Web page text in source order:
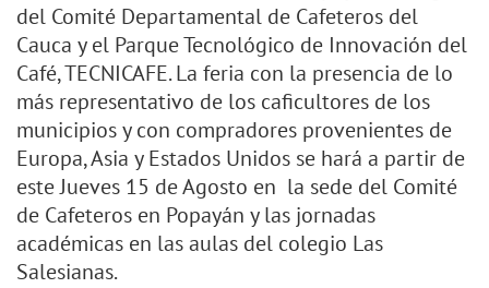
del Comité Departamental de Cafeteros del
Cauca y el Parque Tecnológico de Innovación del
Café, TECNICAFE. La feria con la presencia de lo
más representativo de los caficultores de los
municipios y con compradores provenientes de
Europa, Asia y Estados Unidos se hará a partir de
este Jueves 15 de Agosto en la sede del Comité
de Cafeteros en Popayán y las jornadas
académicas en las aulas del colegio Las
Salesianas.